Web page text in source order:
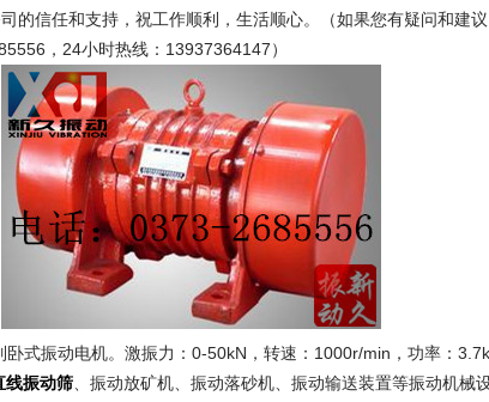
信任和支持，祝工作顺利，生活顺心。（如果您有疑问和建议
，24小时热线：13937364147）
式振动电机。激振力：0-50kN，转速：1000r/min，功率：
线振动筛 、振动放矿机、振动落砂机、振动输送装置等振动机械